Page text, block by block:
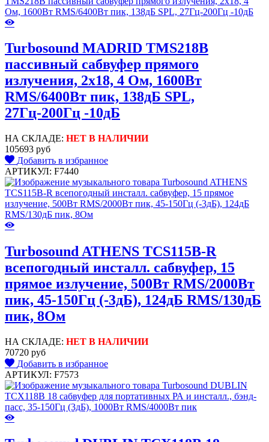
Turbosound MADRID TMS218B
пассивный сабвуфер прямого
излучения, 2х18, 4 Ом, 1600Вт
RMS/6400Вт пик, 138дБ SPL,
27Гц-200Гц -10дБ
НА СКЛАДЕ: НЕТ В НАЛИЧИИ
105693 руб
Добавить в избранное
АРТИКУЛ: F7440
Turbosound ATHENS TCS115B-R
всепогодный инсталл. сабвуфер, 15
прямое излучение, 500Вт RMS/2000Вт
пик, 45-150Гц (-3дБ), 124дБ RMS/130дБ
пик, 8Ом
НА СКЛАДЕ: НЕТ В НАЛИЧИИ
70720 руб
Добавить в избранное
АРТИКУЛ: F7573